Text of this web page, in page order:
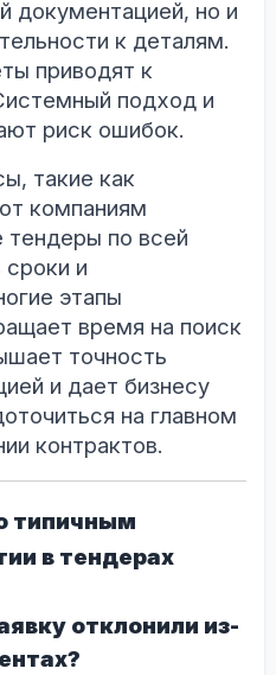
документацией, но и
к деталям.
приводят к
подход и
риск ошибок.
такие как
компаниям
тендеры по всей
и
этапы
время на поиск
точность
и дает бизнесу
на главном
контрактов.
типичным
в тендерах
отклонили из-